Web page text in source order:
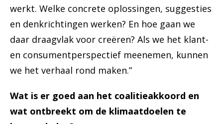
werkt. Welke concrete oplossingen, suggesties
en denkrichtingen werken? En hoe gaan we
daar draagvlak voor creëren? Als we het klant-
en consumentperspectief meenemen, kunnen
we het verhaal rond maken.”
Wat is er goed aan het coalitieakkoord en
wat ontbreekt om de klimaatdoelen te